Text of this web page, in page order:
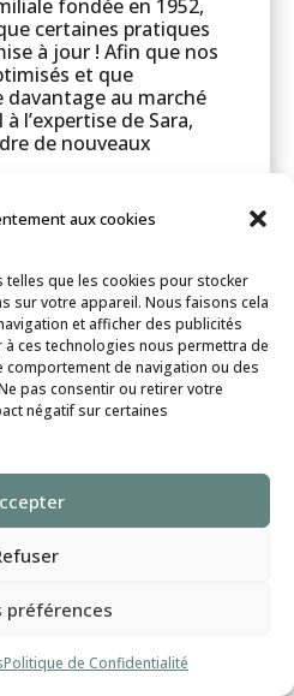
aux cookies
que les cookies pour stocker
sur votre appareil. Nous faisons cela
et afficher des publicités
ces technologies nous permettra de
de navigation ou des
pas consentir ou retirer votre
négatif sur certaines
préférences
Politique de Confidentialité
fondée en 1952,
certaines pratiques
à jour ! Afin que nos
et que
davantage au marché
l’expertise de Sara,
de nouveaux
elle a pu mettre
de rencontres visant
concrète de nos
de nos objectifs ou
de nos pratiques
aucun doute que
contribué à
de la
que tu as
!